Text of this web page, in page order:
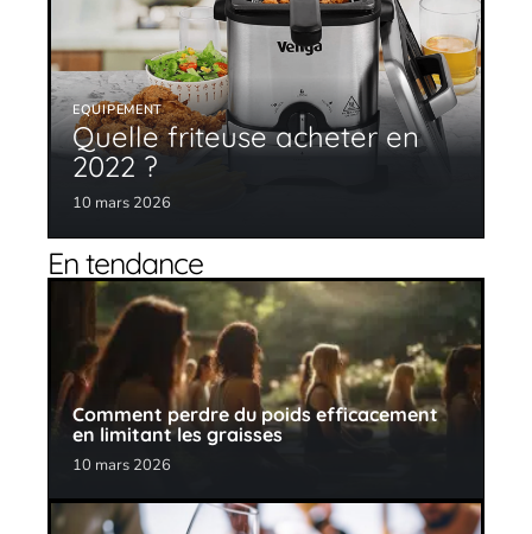
EQUIPEMENT
Quelle friteuse acheter en
2022 ?
10 mars 2026
En tendance
Comment perdre du poids efficacement
en limitant les graisses
10 mars 2026